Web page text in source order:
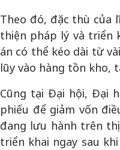
Theo đó, đặc thù của
thiện pháp lý và triển
án có thể kéo dài từ
lũy vào hàng tồn kho,
Cũng tại Đại hội, Đại
phiếu để giảm vốn
đang lưu hành trên
triển khai ngay sau